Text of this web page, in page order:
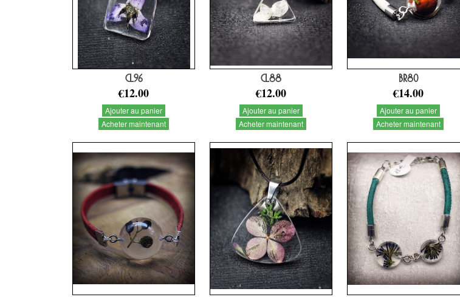
CL96
€12.00
Ajouter au panier
Acheter maintenant
CL88
€12.00
Ajouter au panier
Acheter maintenant
BR80
€14.00
Ajouter au panier
Acheter maintenant